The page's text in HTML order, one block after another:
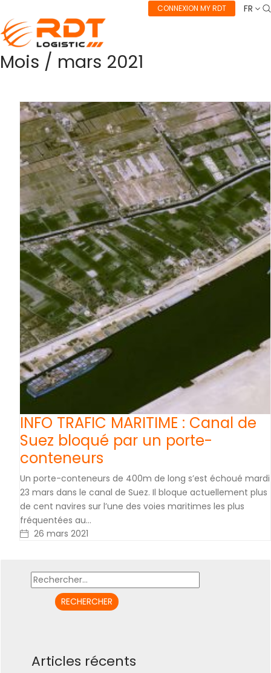
CONNEXION MY RDT FR
Mois / mars 2021
INFO TRAFIC MARITIME : Canal de
Suez bloqué par un porte-
conteneurs
Un porte-conteneurs de 400m de long s’est échoué mardi
23 mars dans le canal de Suez. Il bloque actuellement plus
de cent navires sur l’une des voies maritimes les plus
fréquentées au…
26 mars 2021
Rechercher :
Articles récents